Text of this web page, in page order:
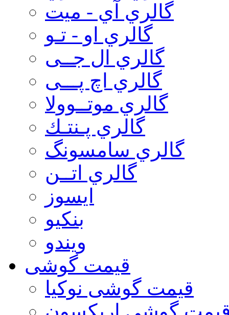
گالري آي - ميت
گالري او - تـو
گالري ال جــی
گالري اچ پـــی
گالري موتــوولا
گالري پـنتـك
گالري سامسونگ
گالري اتــن
ایسوز
بنکیو
ویندو
قیمت گوشی
قیمت گوشی نوكيا